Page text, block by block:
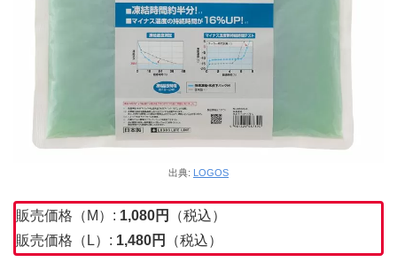
出典: LOGOS
販売価格（M）: 1,080円
（税込）
販売価格（L）: 1,480円 （税込）